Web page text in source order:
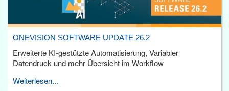
ONEVISION SOFTWARE UPDATE 26.2
Erweiterte KI-gestützte Automatisierung, Variabler
Datendruck und mehr Übersicht im Workflow
Weiterlesen...